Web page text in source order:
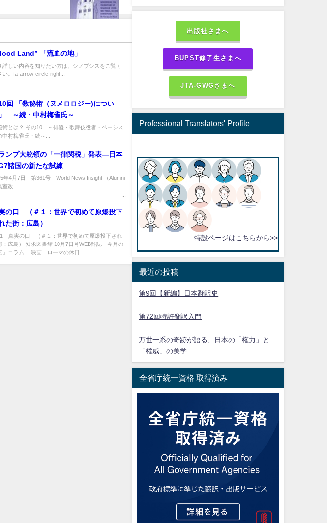
Land” 「流血の地」
詳しい内容を知りたい方は、シノプシスをご覧く
い。fa-arrow-circle-right...
回 「数秘術（ヌメロロジー)につい
～続・中村梅雀氏～
術とは？ その10 ～俳優・歌舞伎役者・ベーシス
中村梅雀氏・続～...
ランプ大統領の「一律関税」発表―日本
諸国の新たな試練
年4月7日 第361号 World News Insight （Alumni
室改
） ...
の口 （＃１：世界で初めて原爆投下
た街：広島）
真実の口 （＃１：世界で初めて原爆投下され
：広島） 知求図書館 10月7日号WEB雑誌「今月の
」コラム 映画「ローマの休日...
出版社さまへ
BUPST修了生さまへ
JTA-GWGさまへ
Professional Translators' Profile
特設ページはこちらから>>
最近の投稿
第9回【新編】日本翻訳史
第72回特許翻訳入門
万世一系の奇跡が語る、日本の「權力」と
「權威」の美学
全省庁統一資格 取得済み